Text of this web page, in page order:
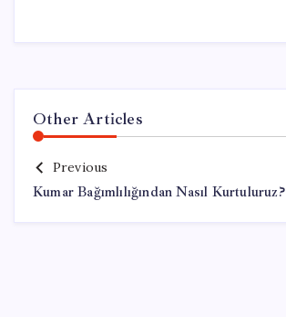
Other Articles
Previous
Kumar Bağımlılığından Nasıl Kurtuluruz?